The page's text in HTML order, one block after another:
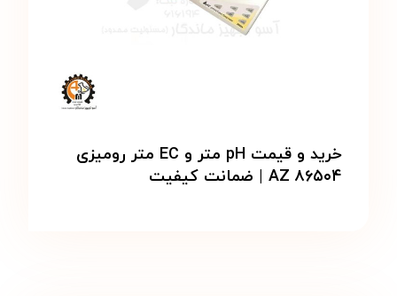
خرید و قیمت pH متر و EC متر رومیزی
AZ ۸۶۵۰۴ | ضمانت کیفیت